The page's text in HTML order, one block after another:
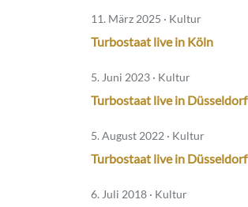
11. März 2025 · Kultur
Turbostaat live in Köln
5. Juni 2023 · Kultur
Turbostaat live in Düsseldorf
5. August 2022 · Kultur
Turbostaat live in Düsseldorf
6. Juli 2018 · Kultur